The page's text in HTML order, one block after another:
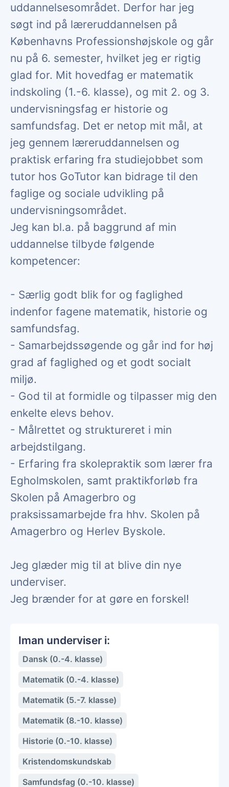
uddannelsesområdet. Derfor har jeg
søgt ind på læreruddannelsen på
Københavns Professionshøjskole og går
nu på 6. semester, hvilket jeg er rigtig
glad for. Mit hovedfag er matematik
indskoling (1.-6. klasse), og mit 2. og 3.
undervisningsfag er historie og
samfundsfag. Det er netop mit mål, at
jeg gennem læreruddannelsen og
praktisk erfaring fra studiejobbet som
tutor hos GoTutor kan bidrage til den
faglige og sociale udvikling på
undervisningsområdet.
Jeg kan bl.a. på baggrund af min
uddannelse tilbyde følgende
kompetencer:
- Særlig godt blik for og faglighed
indenfor fagene matematik, historie og
samfundsfag.
- Samarbejdssøgende og går ind for høj
grad af faglighed og et godt socialt
miljø.
- God til at formidle og tilpasser mig den
enkelte elevs behov.
- Målrettet og struktureret i min
arbejdstilgang.
- Erfaring fra skolepraktik som lærer fra
Egholmskolen, samt praktikforløb fra
Skolen på Amagerbro og
praksissamarbejde fra hhv. Skolen på
Amagerbro og Herlev Byskole.
Jeg glæder mig til at blive din nye
underviser.
Jeg brænder for at gøre en forskel!
Iman underviser i:
Dansk (0.-4. klasse)
Matematik (0.-4. klasse)
Matematik (5.-7. klasse)
Matematik (8.-10. klasse)
Historie (0.-10. klasse)
Kristendomskundskab
Samfundsfag (0.-10. klasse)